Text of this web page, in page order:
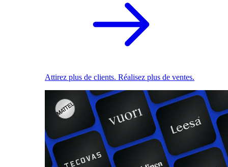
Attirez plus de clients. Réalisez plus de ventes.